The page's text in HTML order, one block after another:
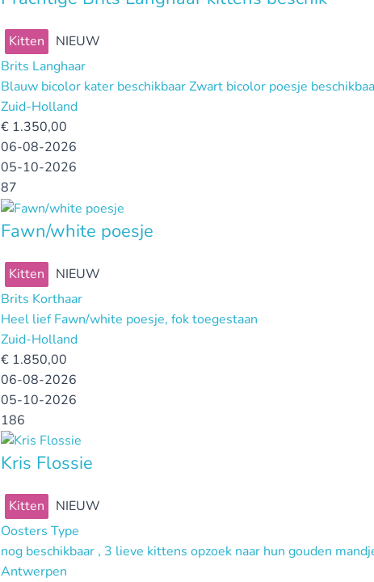
Kitten
NIEUW
Brits Langhaar
Blauw bicolor kater beschikbaar Zwart bicolor poesje
Zuid-Holland
€ 1.350,00
06-08-2026
05-10-2026
87
Fawn/white poesje
Kitten
NIEUW
Brits Korthaar
Heel lief Fawn/white poesje, fok toegestaan
Zuid-Holland
€ 1.850,00
06-08-2026
05-10-2026
186
Kris Flossie
Kitten
NIEUW
Oosters Type
nog beschikbaar , 3 lieve kittens opzoek naar hun gouden
Antwerpen